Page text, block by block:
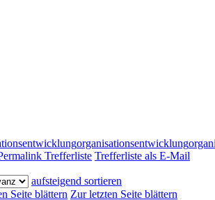
organisationsentwicklung
Trefferliste Trefferliste als E-Mail
aufsteigend sortieren
Seite blättern Zur letzten Seite blättern